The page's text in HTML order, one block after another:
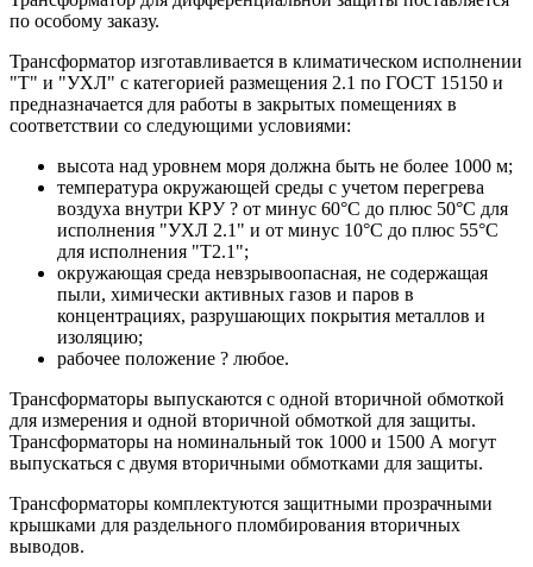
по особому заказу.
Трансформатор изготавливается в климатическом исполнении
"Т" и "УХЛ" с категорией размещения 2.1 по ГОСТ 15150 и
предназначается для работы в закрытых помещениях в
соответствии со следующими условиями:
высота над уровнем моря должна быть не более 1000 м;
температура окружающей среды с учетом перегрева
воздуха внутри КРУ ? от минус 60°C до плюс 50°C для
исполнения "УХЛ 2.1" и от минус 10°C до плюс 55°C
для исполнения "Т2.1";
окружающая среда невзрывоопасная, не содержащая
пыли, химически активных газов и паров в
концентрациях, разрушающих покрытия металлов и
изоляцию;
рабочее положение ? любое.
Трансформаторы выпускаются с одной вторичной обмоткой
для измерения и одной вторичной обмоткой для защиты.
Трансформаторы на номинальный ток 1000 и 1500 А могут
выпускаться с двумя вторичными обмотками для защиты.
Трансформаторы комплектуются защитными прозрачными
крышками для раздельного пломбирования вторичных
выводов.